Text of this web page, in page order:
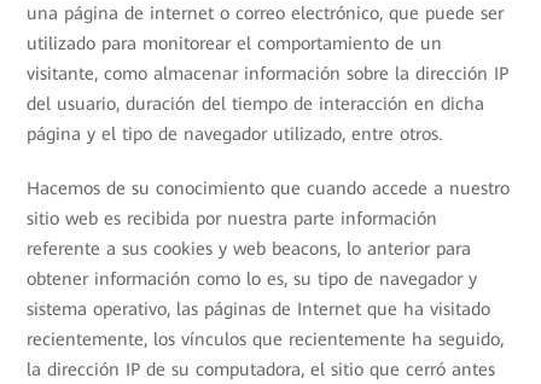
una página de internet o correo electrónico, que puede ser
utilizado para monitorear el comportamiento de un
visitante, como almacenar información sobre la dirección IP
del usuario, duración del tiempo de interacción en dicha
página y el tipo de navegador utilizado, entre otros.
Hacemos de su conocimiento que cuando accede a nuestro
sitio web es recibida por nuestra parte información
referente a sus cookies y web beacons, lo anterior para
obtener información como lo es, su tipo de navegador y
sistema operativo, las páginas de Internet que ha visitado
recientemente, los vínculos que recientemente ha seguido,
la dirección IP de su computadora, el sitio que cerró antes